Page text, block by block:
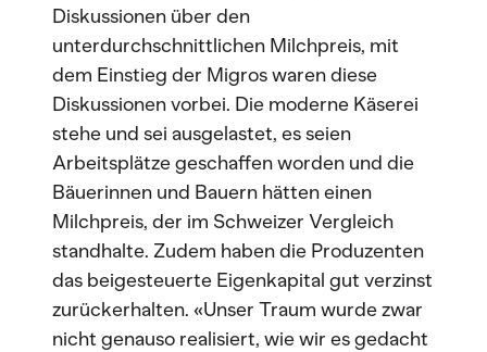
Diskussionen über den
unterdurchschnittlichen Milchpreis, mit
dem Einstieg der Migros waren diese
Diskussionen vorbei. Die moderne Käserei
stehe und sei ausgelastet, es seien
Arbeitsplätze geschaffen worden und die
Bäuerinnen und Bauern hätten einen
Milchpreis, der im Schweizer Vergleich
standhalte. Zudem haben die Produzenten
das beigesteuerte Eigenkapital gut verzinst
zurückerhalten. «Unser Traum wurde zwar
nicht genauso realisiert, wie wir es gedacht